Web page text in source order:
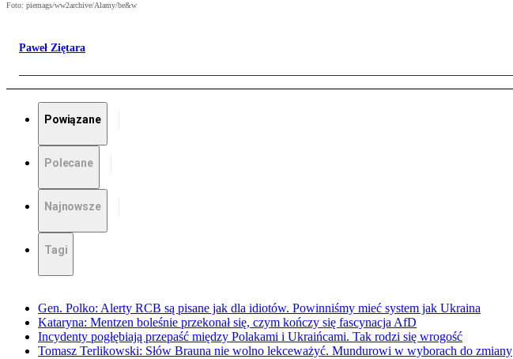
Foto: piemags/ww2archive/Alamy/be&w
Paweł Ziętara
Powiązane
Polecane
Najnowsze
Tagi
Gen. Polko: Alerty RCB są pisane jak dla idiotów. Powinniśmy mieć system jak Ukraina
Kataryna: Mentzen boleśnie przekonał się, czym kończy się fascynacja AfD
Incydenty pogłębiają przepaść między Polakami i Ukraińcami. Tak rodzi się wrogość
Tomasz Terlikowski: Słów Brauna nie wolno lekceważyć. Mundurowi w wyborach do zmiany